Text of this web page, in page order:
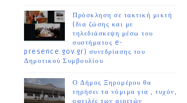
Πρόσκληση σε τακτική μικτή
(δια ζώσης και με
τηλεδιάσκεψη μέσω του
συστήματος e-
presence.gov.gr) συνεδρίασης του
Δημοτικού Συμβουλίου
Ο Δήμος Ξηρομέρου θα
τηρήσει τα νόμιμα για , τυχόν,
οφειλές των αιρετών